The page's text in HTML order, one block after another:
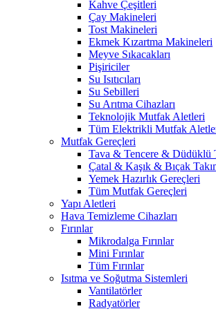
Kahve Çeşitleri
Çay Makineleri
Tost Makineleri
Ekmek Kızartma Makineleri
Meyve Sıkacakları
Pişiriciler
Su Isıtıcıları
Su Sebilleri
Su Arıtma Cihazları
Teknolojik Mutfak Aletleri
Tüm Elektrikli Mutfak
Mutfak Gereçleri
Tava & Tencere & Düdüklü
Çatal & Kaşık & Bıçak
Yemek Hazırlık Gereçleri
Tüm Mutfak Gereçleri
Yapı Aletleri
Hava Temizleme Cihazları
Fırınlar
Mikrodalga Fırınlar
Mini Fırınlar
Tüm Fırınlar
Isıtma ve Soğutma Sistemleri
Vantilatörler
Radyatörler